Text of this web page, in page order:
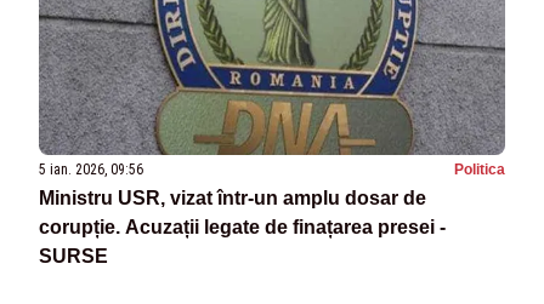
5 ian. 2026, 09:56 Politica
Ministru USR, vizat într-un amplu dosar de
corupție. Acuzații legate de finațarea presei -
SURSE